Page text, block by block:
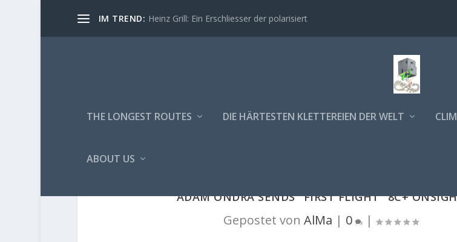
IM TREND: Heinz Grill: Ein Erschliesser der polarisiert
THE LONGEST ROUTES DIE HÄRTESTEN KLETTEREIEN DER WELT
ABOUT US
ADAM ONDRA SENDS "FIRST FLIGHT" 8C+
Gepostet von AlMa | 0 |